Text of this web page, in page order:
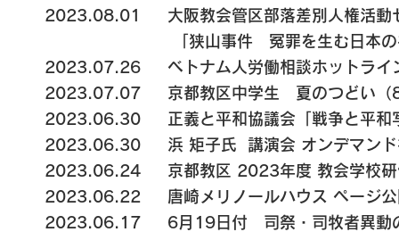
2023.08.01 大阪教会管区部落差別人権活
「狭山事件 冤罪を生む日本の社
2023.07.26 ベトナム人労働相談ホットラ
2023.07.07 京都教区中学生 夏のつどい（
2023.06.30 正義と平和協議会「戦争と平
2023.06.30 浜 矩子氏 講演会 オンデマン
2023.06.24 京都教区 2023年度 教会学校
2023.06.22 唐崎メリノールハウス ページ
2023.06.17 6月19日付 司祭・司牧者異動